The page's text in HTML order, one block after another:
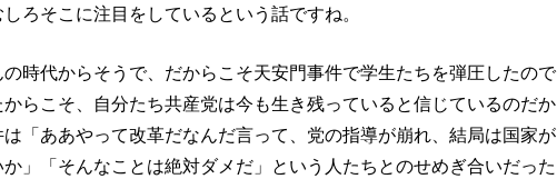
ろそこに注目をしているという話ですね。
時代からそうで、だからこそ天安門事件で学生たちを弾圧したので
らこそ、自分たち共産党は今も生き残っていると信じているのだか
「ああやって改革だなんだ言って、党の指導が崩れ、結局は国家が
」「そんなことは絶対ダメだ」という人たちとのせめぎ合いだった